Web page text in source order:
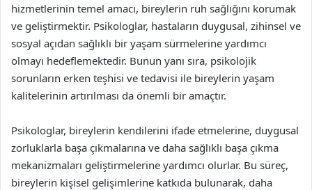
hizmetlerinin temel amacı, bireylerin ruh sağlığını korumak
ve geliştirmektir. Psikologlar, hastaların duygusal, zihinsel ve
sosyal açıdan sağlıklı bir yaşam sürmelerine yardımcı
olmayı hedeflemektedir. Bunun yanı sıra, psikolojik
sorunların erken teşhisi ve tedavisi ile bireylerin yaşam
kalitelerinin artırılması da önemli bir amaçtır.
Psikologlar, bireylerin kendilerini ifade etmelerine, duygusal
zorluklarla başa çıkmalarına ve daha sağlıklı başa çıkma
mekanizmaları geliştirmelerine yardımcı olurlar. Bu süreç,
bireylerin kişisel gelişimlerine katkıda bulunarak, daha